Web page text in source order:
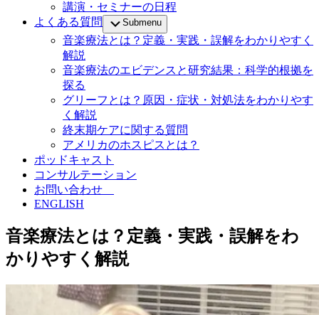
講演・セミナーの日程
よくある質問
Submenu
音楽療法とは？定義・実践・誤解をわかりやすく
解説
音楽療法のエビデンスと研究結果：科学的根拠を
探る
グリーフとは？原因・症状・対処法をわかりやす
く解説
終末期ケアに関する質問
アメリカのホスピスとは？
ポッドキャスト
コンサルテーション
お問い合わせ
ENGLISH
音楽療法とは？定義・実践・誤解をわ
かりやすく解説